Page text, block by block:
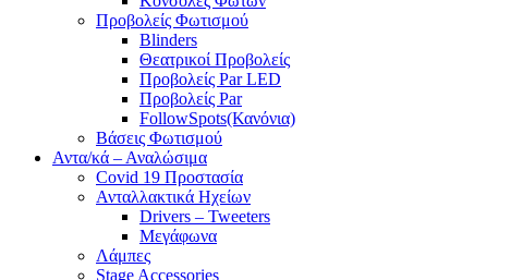
Προβολείς Φωτισμού
Blinders
Θεατρικοί Προβολείς
Προβολείς Par LED
Προβολείς Par
FollowSpots(Κανόνια)
Βάσεις Φωτισμού
Αντα/κά – Αναλώσιμα
Covid 19 Προστασία
Ανταλλακτικά Ηχείων
Drivers – Tweeters
Μεγάφωνα
Λάμπες
Stage Accessories